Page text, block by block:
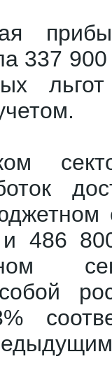
337
486
собой